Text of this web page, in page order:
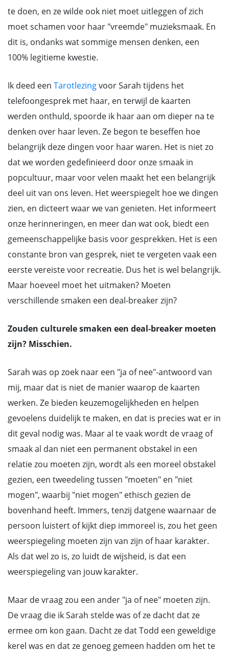
te doen, en ze wilde ook niet moet uitleggen of zich
moet schamen voor haar "vreemde" muzieksmaak. En
dit is, ondanks wat sommige mensen denken, een
100% legitieme kwestie.
Ik deed een Tarotlezingvoor Sarah tijdens het
telefoongesprek met haar, en terwijl de kaarten
werden onthuld, spoorde ik haar aan om dieper na te
denken over haar leven. Ze begon te beseffen hoe
belangrijk deze dingen voor haar waren. Het is niet zo
dat we worden gedefinieerd door onze smaak in
popcultuur, maar voor velen maakt het een belangrijk
deel uit van ons leven. Het weerspiegelt hoe we dingen
zien, en dicteert waar we van genieten. Het informeert
onze herinneringen, en meer dan wat ook, biedt een
gemeenschappelijke basis voor gesprekken. Het is een
constante bron van gesprek, niet te vergeten vaak een
eerste vereiste voor recreatie. Dus het is wel belangrijk.
Maar hoeveel moet het uitmaken? Moeten
verschillende smaken een deal-breaker zijn?
Zouden culturele smaken een deal-breaker moeten
zijn? Misschien.
Sarah was op zoek naar een "ja of nee"-antwoord van
mij, maar dat is niet de manier waarop de kaarten
werken. Ze bieden keuzemogelijkheden en helpen
gevoelens duidelijk te maken, en dat is precies wat er in
dit geval nodig was. Maar al te vaak wordt de vraag of
smaak al dan niet een permanent obstakel in een
relatie zou moeten zijn, wordt als een moreel obstakel
gezien, een tweedeling tussen "moeten" en "niet
mogen", waarbij "niet mogen" ethisch gezien de
bovenhand heeft. Immers, tenzij datgene waarnaar de
persoon luistert of kijkt diep immoreel is, zou het geen
weerspiegeling moeten zijn van zijn of haar karakter.
Als dat wel zo is, zo luidt de wijsheid, is dat een
weerspiegeling van jouw karakter.
Maar de vraag zou een ander "ja of nee" moeten zijn.
De vraag die ik Sarah stelde was of ze dacht dat ze
ermee om kon gaan. Dacht ze dat Todd een geweldige
kerel was en dat ze genoeg gemeen hadden om het te